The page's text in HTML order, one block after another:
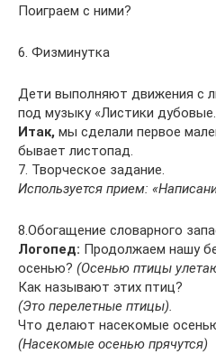
Поиграем с ними?
6. Физминутка
Дети выполняют движения с
под музыку «Листики
Итак, мы сделали первое
бывает листопад.
7. Творческое задание.
Используется прием:
8.Обогащение словарного
Логопед: Продолжаем нашу
осенью? (Осенью птицы
Как называют этих птиц?
(Это перелетные птицы).
Что делают насекомые
(Насекомые осенью прячутся)